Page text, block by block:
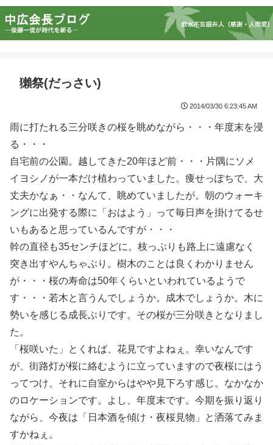
獺祭(だっさい)
2014/03/30 6:23:45 AM
雨に打たれる三分咲きの桜を眺めながら・・・年度末を浸
る・・・
自宅前の公園。越してきた20年ほど前・・・片隅にソメ
イヨシノが一本だけ植わっていました。痩せっぽちで、大
丈夫かなぁ・・なんて、眺めていましたが。朝のウォーキ
ングに出発する際に「おはよう」って毎日声を掛けてるせ
いもあると思っているんですが・・・
幹の直径も35センチほどに。枝っぷりも路上に遠慮なく
突き出すやんちゃぶり。樹木のことは良くわかりません
が・・・桜の寿命は50年くらいといわれているようで
す・・・若木と言うんでしょうか。成木でしょうか。木に
勢いを感じる成長ぶりです。その桜が三分咲きとなりまし
た。
「桜咲いた」とくれば、花見ですよねぇ。幸いなんです
が、街路灯が桜に絡むように立っていますので夜桜にはう
ってつけ。それに自室からはやや見下ろす感じ。なかなか
のロケーションです。よし、年度末です。今期を振り返り
ながら、今夜は「日本酒を傾け・夜桜見物」と洒落てみま
すかねぇ。